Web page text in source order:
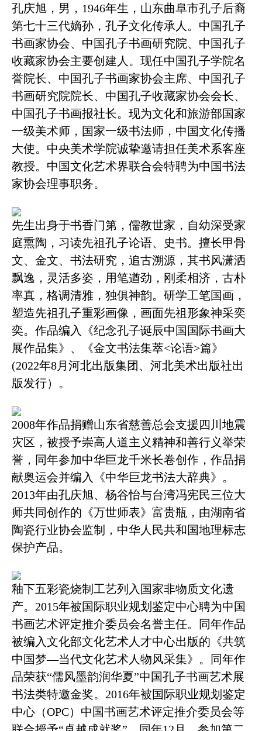
孔庆旭，男，1946年生，山东曲阜市孔子后裔
第七十三代嫡孙 ， 孔子文化传承人 。中国孔子
书画家协会、中国孔子书画研究院、中国孔子
收藏家协会主要创建人。现任中国孔子学院名
誉院长、 中国孔子书画家协会主席、中国孔子
书画研究院院长、中国孔子收藏家协会会长、
中国孔子书画报社长。现为文化和旅游部国家
一级美术师， 国家一级书法师， 中国文化传播
大使。 中央美术学院诚挚邀请担任美术系客座
教授。 中国文化艺术界联合会特聘为中国书法
家协会理事职务。
先生出身于书香门第，儒教世家，自幼深受家
庭熏陶，习读先祖孔子论语、史书。擅长甲骨
文、金文、书法研究，追古溯源，其书风潇洒
飘逸，灵活多姿，用笔遒劲，刚柔相济，古朴
率真，格调清雅，独俱神韵。研学工笔国画，
塑造先祖孔子重彩画像，画面先祖形象神采奕
奕。作品编入《纪念孔子诞辰中国国际书画大
展作品集》 、《金文书法集萃<论语>篇》
(2022年8月河北出版集团、河北美术出版社出
版发行）。
2008年作品捐赠山东省慈善总会支援四川地震
灾区，被授予崇高人道主义精神和善行义举荣
誉，同年参加中华巨龙千米长卷创作，作品捐
献奥运会并编入《中华巨龙书法大辞典》。
2013年由孔庆旭、杨谷怡与台湾冯宪民三位大
师共同创作的《万世师表》富贵瓶，由湖南省
陶瓷行业协会监制，中华人民共和国地理标志
保护产品。
釉下五彩瓷烧制工艺列入国家非物质文化遗
产。 2015年被国际职业规划鉴定中心聘为中国
书画艺术评定推介委员会名誉主任。同年作品
被编入文化部文化艺术人才中心出版的《共筑
中国梦—当代文化艺术人物风采集》 。
同年作
品荣获“儒风墨韵润华夏”中国孔子书画艺术展
书法类特邀金奖。 2016年被国际职业规划鉴定
中心（OPC）中国书画艺术评定推介委员会等